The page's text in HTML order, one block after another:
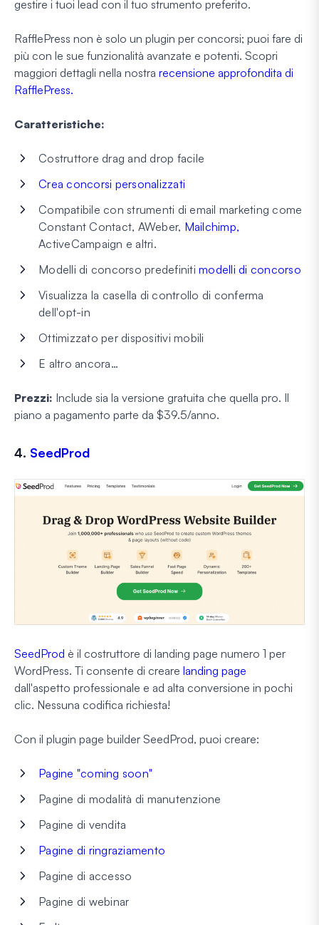
gestire i tuoi lead con il tuo strumento preferito.
RafflePress non è solo un plugin per concorsi; puoi fare di
più con le sue funzionalità avanzate e potenti. Scopri
maggiori dettagli nella nostra recensione approfondita di
RafflePress.
Caratteristiche:
Costruttore drag and drop facile
Crea concorsi personalizzati
Compatibile con strumenti di email marketing come
Constant Contact, AWeber, Mailchimp,
ActiveCampaign e altri.
Modelli di concorso predefiniti modelli di concorso
Visualizza la casella di controllo di conferma
dell'opt-in
Ottimizzato per dispositivi mobili
E altro ancora…
Prezzi: Include sia la versione gratuita che quella pro. Il
piano a pagamento parte da $39.5/anno.
4. SeedProd
SeedProd è il costruttore di landing page numero 1 per
WordPress. Ti consente di creare landing page
dall'aspetto professionale e ad alta conversione in pochi
clic. Nessuna codifica richiesta!
Con il plugin page builder SeedProd, puoi creare:
Pagine "coming soon"
Pagine di modalità di manutenzione
Pagine di vendita
Pagine di ringraziamento
Pagine di accesso
Pagine di webinar